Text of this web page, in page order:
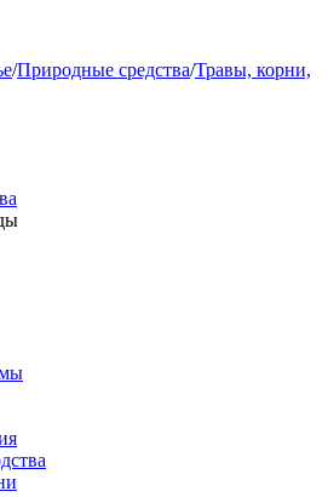
/Природные средства/Травы, корни,